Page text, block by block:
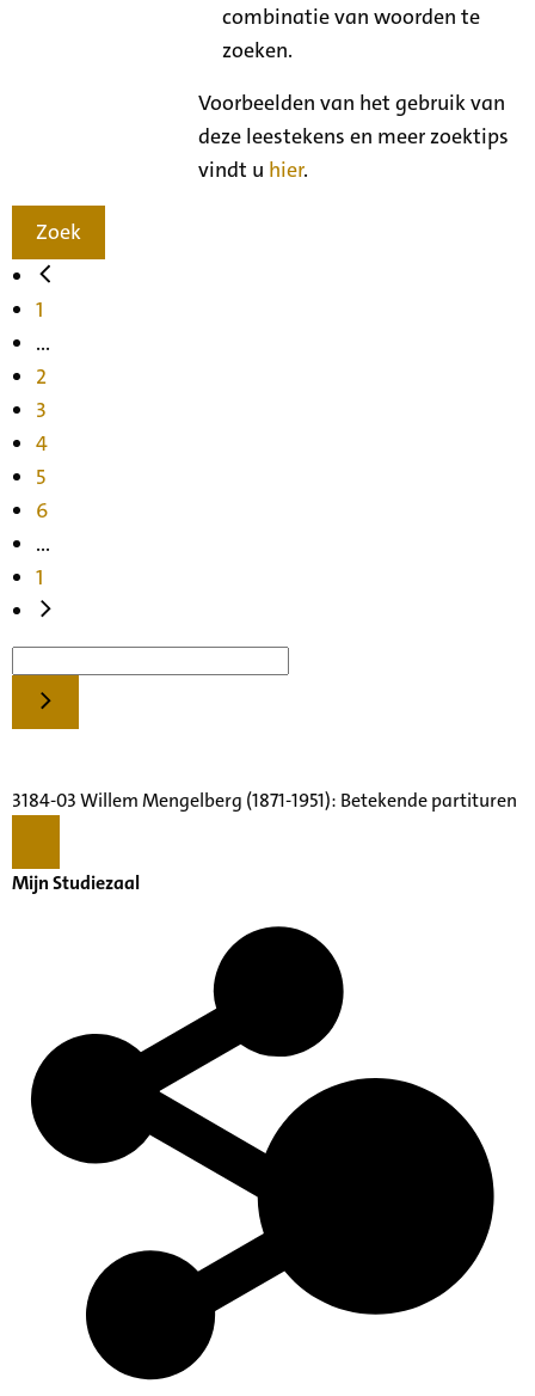
combinatie van woorden te
zoeken.
Voorbeelden van het gebruik van
deze leestekens en meer zoektips
vindt u hier.
Zoek
1
...
2
3
4
5
6
...
1
3184-03 Willem Mengelberg (1871-1951): Betekende partituren
Mijn Studiezaal